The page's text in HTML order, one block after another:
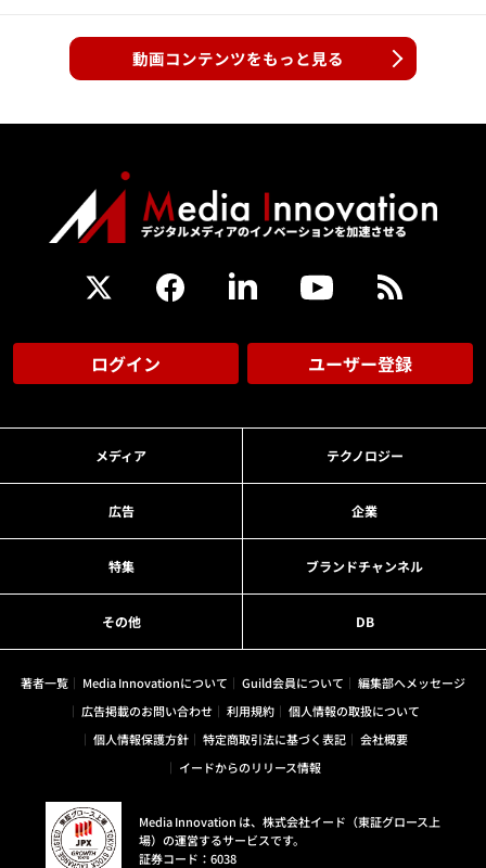
動画コンテンツをもっと見る
ログイン ユーザー登録
メディア テクノロジー
広告 企業
特集 ブランドチャンネル
その他 DB
著者一覧 Media Innovationについて Guild会員について
編集部へメッセージ
広告掲載のお問い合わせ
利用規約
個人情報の取扱について
個人情報保護方針
特定商取引法に基づく表記
会社概要
イードからのリリース情報
Media Innovation は、株式会社イード（東証グロース上
場）の運営するサービスです。
証券コード：6038